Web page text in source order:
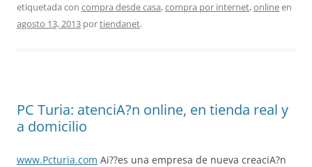
etiquetada con compra desde casa,compra por internet,onlineen
agosto 13, 2013 portiendanet.
PC Turia: atenciA?n online, en tienda real y
a domicilio
www.Pcturia.com Ai??es una empresa de nueva creaciA?n